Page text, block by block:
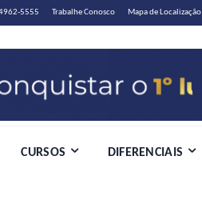
5555 Trabalhe Conosco Mapa de Localização
CURSOS DIFERENCIAIS